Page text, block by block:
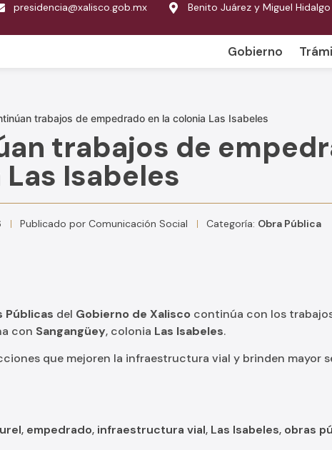
presidencia@xalisco.gob.mx Benito Juárez y Miguel
Gobierno
trabajos de empedrado en la colonia Las Isabeles
trabajos de
Isabeles
Publicado por Comunicación Social Categoría: Obra Pública
Públicas del Gobierno de Xalisco continúa con los
con Sangangüey, colonia Las Isabeles.
que mejoren la infraestructura vial y brinden mayor
, empedrado, infraestructura vial, Las Isabeles, obras